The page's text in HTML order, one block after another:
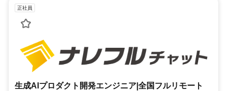
正社員
生成AIプロダクト開発エンジニア|全国フルリモート